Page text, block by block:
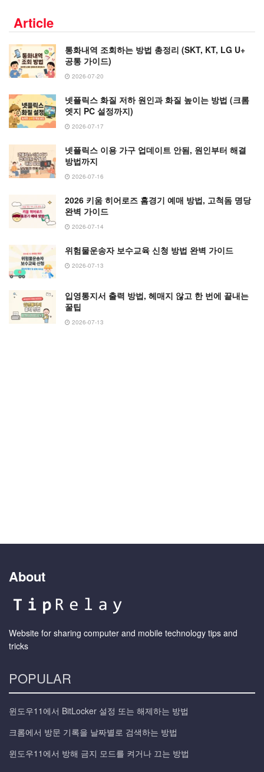
Article
통화내역 조회하는 방법 총정리 (SKT, KT, LG U+
공통 가이드)
2026-07-20
넷플릭스 화질 저하 원인과 화질 높이는 방법 (크롬
엣지 PC 설정까지)
2026-07-17
넷플릭스 이용 가구 업데이트 안됨, 원인부터 해결
방법까지
2026-07-16
2026 키움 히어로즈 홈경기 예매 방법, 고척돔 명당
완벽 가이드
2026-07-14
위험물운송자 보수교육 신청 방법 완벽 가이드
2026-07-13
입영통지서 출력 방법, 헤매지 않고 한 번에 끝내는
꿀팁
2026-07-13
About
Website for sharing computer and mobile technology tips and
tricks
POPULAR
윈도우11에서 BitLocker 설정 또는 해제하는 방법
크롬에서 방문 기록을 날짜별로 검색하는 방법
윈도우11에서 방해 금지 모드를 켜거나 끄는 방법